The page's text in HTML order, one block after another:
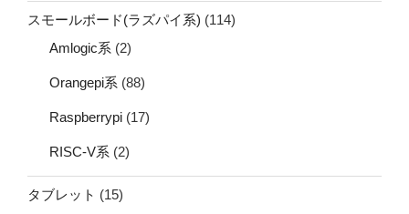
スモールボード(ラズパイ系) (114)
Amlogic系 (2)
Orangepi系 (88)
Raspberrypi (17)
RISC-V系 (2)
タブレット (15)